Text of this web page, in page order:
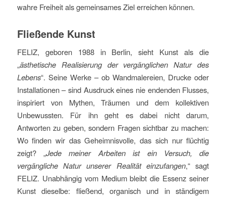
wahre Freiheit als gemeinsames Ziel erreichen können.
Fließende Kunst
FELIZ, geboren 1988 in Berlin, sieht Kunst als die
„ästhetische Realisierung der vergänglichen Natur des
Lebens“. Seine Werke – ob Wandmalereien, Drucke oder
Installationen – sind Ausdruck eines nie endenden Flusses,
inspiriert von Mythen, Träumen und dem kollektiven
Unbewussten. Für ihn geht es dabei nicht darum,
Antworten zu geben, sondern Fragen sichtbar zu machen:
Wo finden wir das Geheimnisvolle, das sich nur flüchtig
zeigt? „Jede meiner Arbeiten ist ein Versuch, die
vergängliche Natur unserer Realität einzufangen,“ sagt
FELIZ. Unabhängig vom Medium bleibt die Essenz seiner
Kunst dieselbe: fließend, organisch und in ständigem